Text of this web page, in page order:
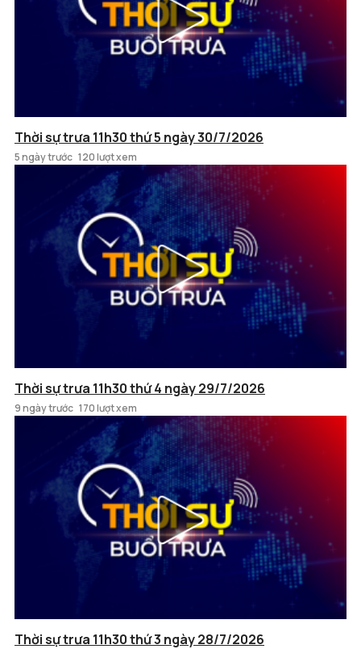
Thời sự trưa 11h30 thứ 5 ngày 30/7/2026
5 ngày trước 120 lượt xem
Thời sự trưa 11h30 thứ 4 ngày 29/7/2026
9 ngày trước 170 lượt xem
Thời sự trưa 11h30 thứ 3 ngày 28/7/2026